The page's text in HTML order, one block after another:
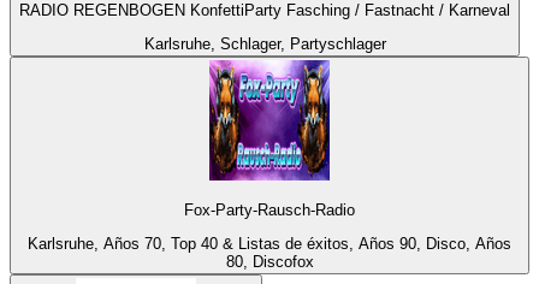
RADIO REGENBOGEN KonfettiParty Fasching / Fastnacht / Karneval
Karlsruhe, Schlager, Partyschlager
Fox-Party-Rausch-Radio
Karlsruhe, Años 70, Top 40 & Listas de éxitos, Años 90, Disco, Años
80, Discofox